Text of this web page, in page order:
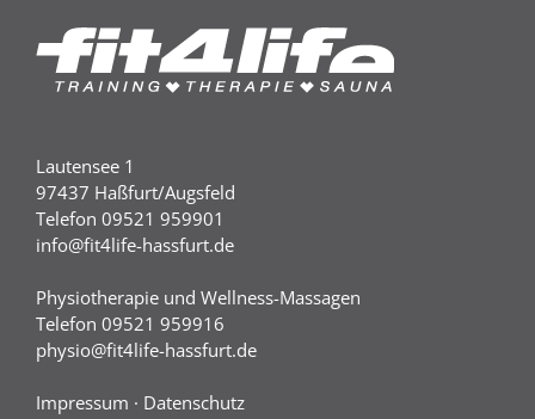
Lautensee 1
97437 Haßfurt/Augsfeld
Telefon 09521 959901
info@fit4life-hassfurt.de
Physiotherapie und Wellness-Massagen
Telefon 09521 959916
physio@fit4life-hassfurt.de
Impressum · Datenschutz